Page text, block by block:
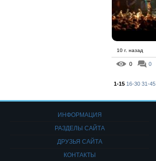
10 г. назад
0 0
1-15 16-30 31-45
ИНФОРМАЦИЯ
РАЗДЕЛЫ САЙТА
ДРУЗЬЯ САЙТА
КОНТАКТЫ